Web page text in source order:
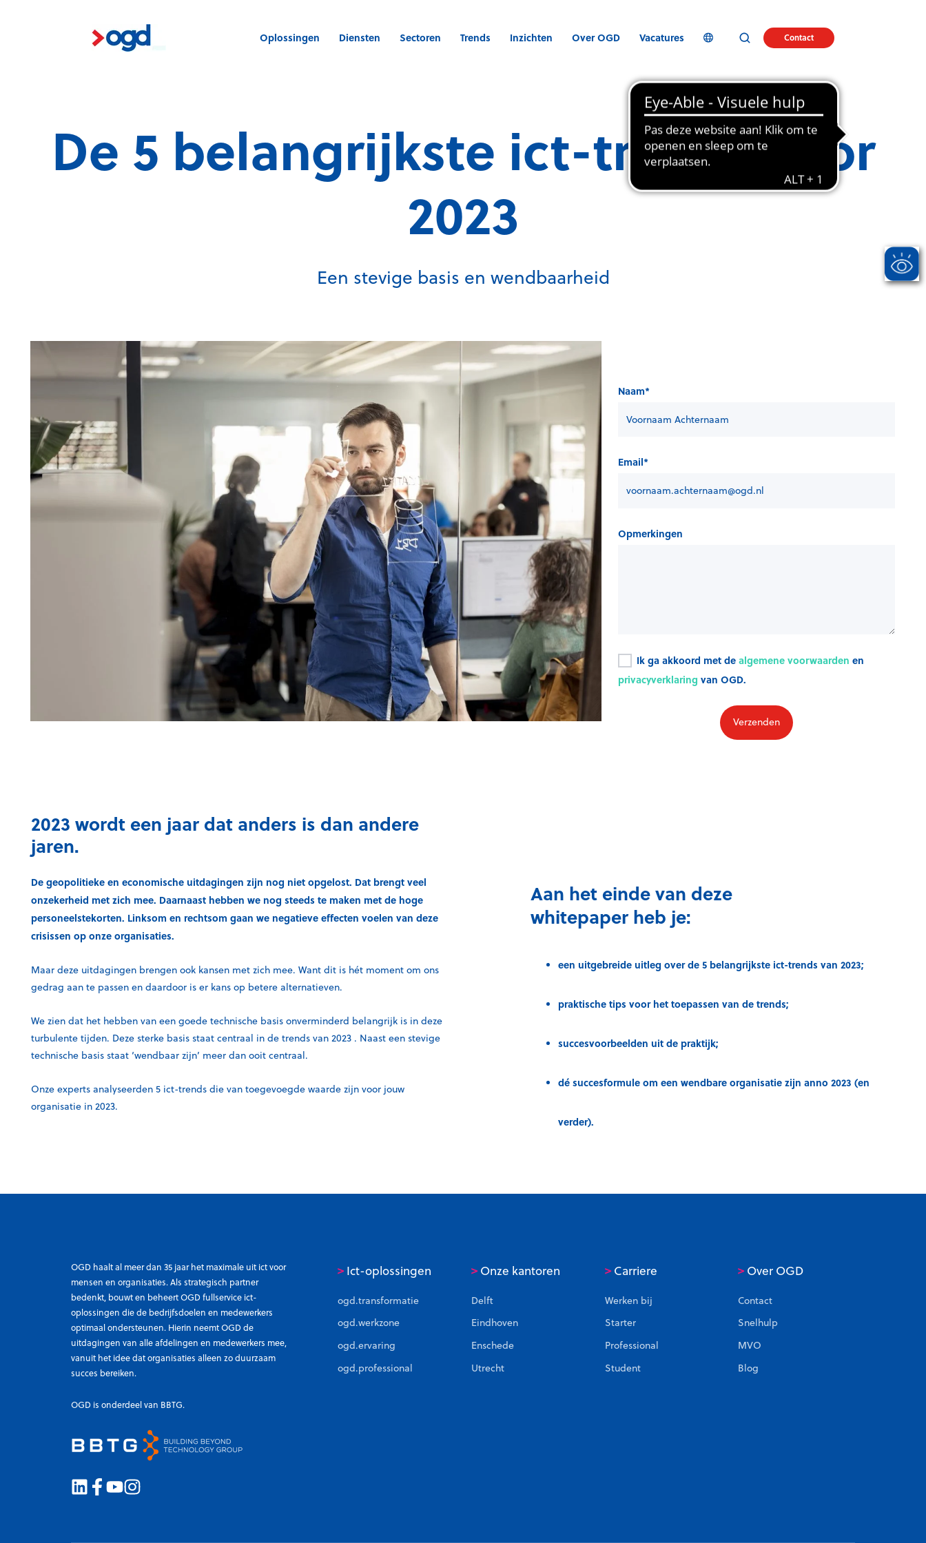
Oplossingen Diensten Sectoren Trends Inzichten Over OGD Vacatures Contact
De 5 belangrijkste ict-trends voor
2023
Een stevige basis en wendbaarheid
Naam*
Email*
Opmerkingen
Ik ga akkoord met dealgemene voorwaarden en
privacyverklaring van OGD.
2023 wordt een jaar dat anders is dan andere
jaren.
De geopolitieke en economische uitdagingen zijn nog niet opgelost. Dat brengt veel
onzekerheid met zich mee. Daarnaast hebben we nog steeds te maken met de hoge
personeelstekorten. Linksom en rechtsom gaan we negatieve effecten voelen van deze
crisissen op onze organisaties.
Maar deze uitdagingen brengen ook kansen met zich mee. Want dit is hét moment om ons
gedrag aan te passen en daardoor is er kans op betere alternatieven.
We zien dat het hebben van een goede technische basis onverminderd belangrijk is in deze
turbulente tijden. Deze sterke basis staat centraal in de trends van 2023 . Naast een stevige
technische basis staat ‘wendbaar zijn’ meer dan ooit centraal.
Onze experts analyseerden 5 ict-trends die van toegevoegde waarde zijn voor jouw
organisatie in 2023.
Aan het einde van deze
whitepaper heb je:
een uitgebreide uitleg over de 5 belangrijkste ict-trends van 2023;
praktische tips voor het toepassen van de trends;
succesvoorbeelden uit de praktijk;
dé succesformule om een wendbare organisatie zijn anno 2023 (en
verder).
OGD haalt al meer dan 35 jaar het maximale uit ict voor
mensen en organisaties. Als strategisch partner
bedenkt, bouwt en beheert OGD fullservice ict-
oplossingen die de bedrijfsdoelen en medewerkers
optimaal ondersteunen. Hierin neemt OGD de
uitdagingen van alle afdelingen en medewerkers mee,
vanuit het idee dat organisaties alleen zo duurzaam
succes bereiken.
OGD is onderdeel van BBTG.
>Ict-oplossingen
ogd.transformatie
ogd.werkzone
ogd.ervaring
ogd.professional
>Onze kantoren
Delft
Eindhoven
Enschede
Utrecht
>Carriere
Werken bij
Starter
Professional
Student
>Over OGD
Contact
Snelhulp
MVO
Blog